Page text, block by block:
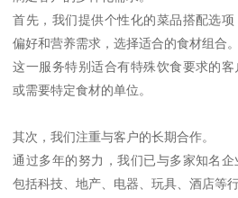
首先，我们提供个性化的菜品搭配选
偏好和营养需求，选择适合的食材组合。
这一服务特别适合有特殊饮食要求的
或需要特定食材的单位。
其次，我们注重与客户的长期合作。
通过多年的努力，我们已与多家知名企
包括科技、地产、电器、玩具、酒店等